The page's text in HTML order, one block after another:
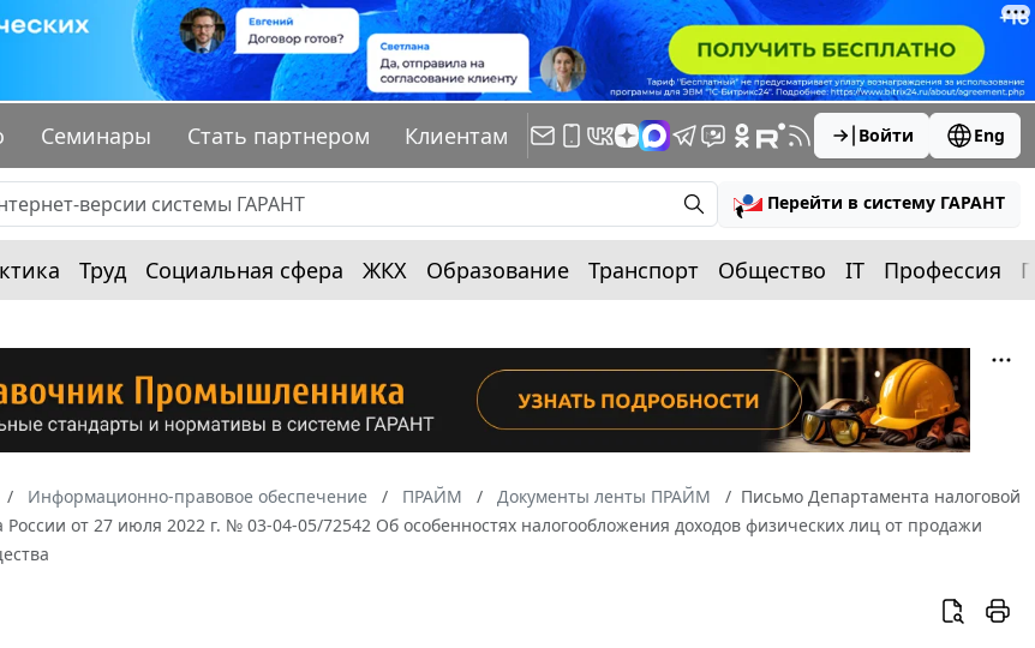
Семинары Стать партнером Клиентам Войти Eng
Перейти в систему ГАРАНТ
Труд Социальная сфера ЖКХ Образование Транспорт Общество IT Профессия
Информационно-правовое обеспечение ПРАЙМ Документы ленты ПРАЙМ
Письмо Департамента налоговой
от 27 июля 2022 г. № 03-04-05/72542 Об особенностях налогообложения доходов физических лиц от продажи